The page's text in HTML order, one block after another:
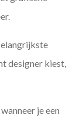
designer kiest,
wanneer je een